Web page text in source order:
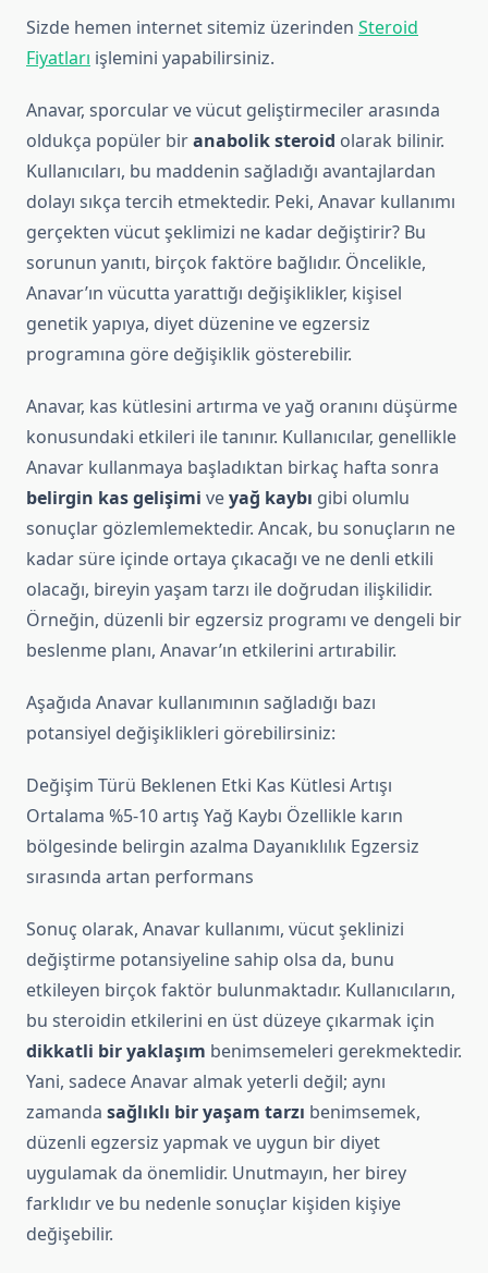
Sizde hemen internet sitemiz üzerinden Steroid
Fiyatları işlemini yapabilirsiniz.
Anavar, sporcular ve vücut geliştirmeciler arasında
oldukça popüler biranabolik steroid olarak bilinir.
Kullanıcıları, bu maddenin sağladığı avantajlardan
dolayı sıkça tercih etmektedir. Peki, Anavar kullanımı
gerçekten vücut şeklimizi ne kadar değiştirir? Bu
sorunun yanıtı, birçok faktöre bağlıdır. Öncelikle,
Anavar’ın vücutta yarattığı değişiklikler, kişisel
genetik yapıya, diyet düzenine ve egzersiz
programına göre değişiklik gösterebilir.
Anavar, kas kütlesini artırma ve yağ oranını düşürme
konusundaki etkileri ile tanınır. Kullanıcılar, genellikle
Anavar kullanmaya başladıktan birkaç hafta sonra
belirgin kas gelişimi veyağ kaybı gibi olumlu
sonuçlar gözlemlemektedir. Ancak, bu sonuçların ne
kadar süre içinde ortaya çıkacağı ve ne denli etkili
olacağı, bireyin yaşam tarzı ile doğrudan ilişkilidir.
Örneğin, düzenli bir egzersiz programı ve dengeli bir
beslenme planı, Anavar’ın etkilerini artırabilir.
Aşağıda Anavar kullanımının sağladığı bazı
potansiyel değişiklikleri görebilirsiniz:
Değişim Türü Beklenen Etki Kas Kütlesi Artışı
Ortalama %5-10 artış Yağ Kaybı Özellikle karın
bölgesinde belirgin azalma Dayanıklılık Egzersiz
sırasında artan performans
Sonuç olarak, Anavar kullanımı, vücut şeklinizi
değiştirme potansiyeline sahip olsa da, bunu
etkileyen birçok faktör bulunmaktadır. Kullanıcıların,
bu steroidin etkilerini en üst düzeye çıkarmak için
dikkatli bir yaklaşım benimsemeleri gerekmektedir.
Yani, sadece Anavar almak yeterli değil; aynı
zamanda sağlıklı bir yaşam tarzı benimsemek,
düzenli egzersiz yapmak ve uygun bir diyet
uygulamak da önemlidir. Unutmayın, her birey
farklıdır ve bu nedenle sonuçlar kişiden kişiye
değişebilir.